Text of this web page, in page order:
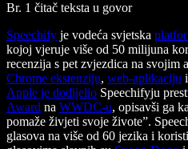
Br. 1 čitač teksta u govor
Speechify je vodeća svjetska
kojoj vjeruje više od 50 milijuna
recenzija s pet zvjezdica na svojim
Chrome ekstenziju, web-aplikaciju i
Apple je dodijelio Speechifyju
Award na WWDC-u, opisavši ga
pomaže živjeti svoje živote”.
glasova na više od 60 jezika i